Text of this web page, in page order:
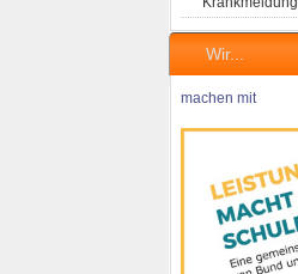
Wir...
machen mit